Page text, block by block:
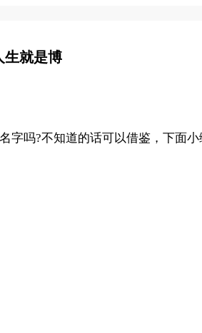
生就是博
吗?不知道的话可以借鉴，下面